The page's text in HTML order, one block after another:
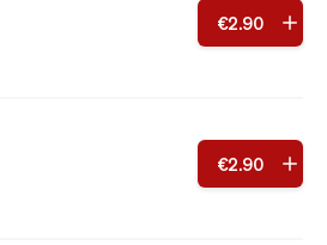
€2.90
€2.90